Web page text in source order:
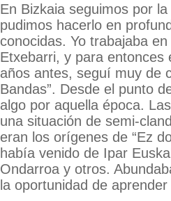
En Bizkaia seguimos por
pudimos hacerlo en
conocidas. Yo trabajaba
Etxebarri, y para entonces
años antes, seguí muy de
Bandas”. Desde el punto
algo por aquella época.
una situación de semi-
eran los orígenes de “Ez
había venido de Ipar
Ondarroa y otros.
la oportunidad de